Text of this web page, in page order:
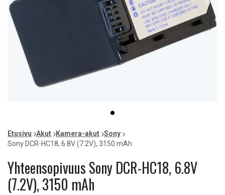
item
0
of
1
Etusivu Akut Kamera-akut Sony
Sony DCR-HC18, 6.8V (7.2V), 3150 mAh
Yhteensopivuus Sony DCR-HC18, 6.8V
(7.2V), 3150 mAh